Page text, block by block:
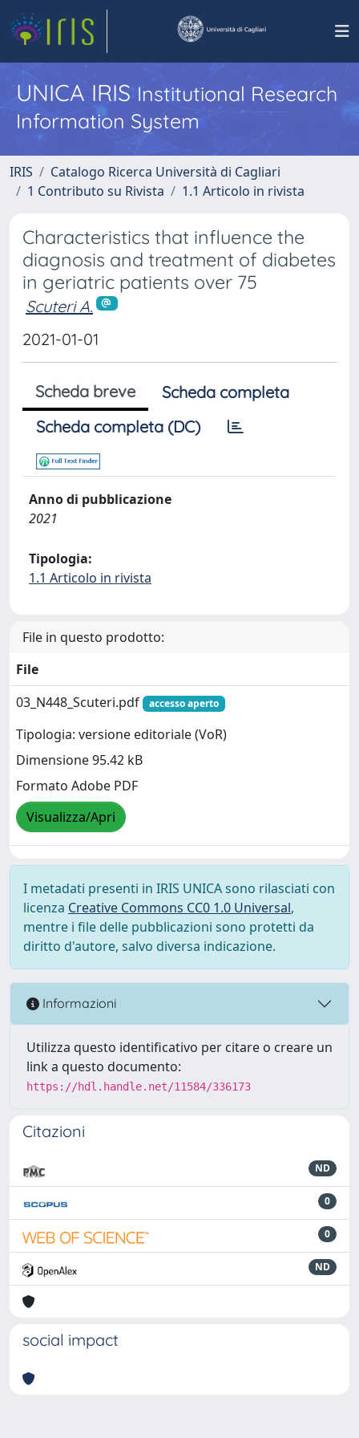
UNICA IRISInstitutional Research
Information System
IRIS
Catalogo Ricerca Università di Cagliari
1 Contributo su Rivista
1.1 Articolo in rivista
Characteristics that influence the
diagnosis and treatment of diabetes
in geriatric patients over 75
Scuteri A.
2021-01-01
Scheda breve
Scheda completa
Scheda completa (DC)
Anno di pubblicazione
2021
Tipologia:
1.1 Articolo in rivista
File in questo prodotto:
File
03_N448_Scuteri.pdf
accesso aperto
Tipologia: versione editoriale (VoR)
Dimensione 95.42 kB
Formato Adobe PDF
Visualizza/Apri
I metadati presenti in IRIS UNICA sono rilasciati con
licenza Creative Commons CC0 1.0 Universal,
mentre i file delle pubblicazioni sono protetti da
diritto d'autore, salvo diversa indicazione.
Informazioni
Utilizza questo identificativo per citare o creare un
link a questo documento:
https://hdl.handle.net/11584/336173
Citazioni
ND
0
0
ND
social impact